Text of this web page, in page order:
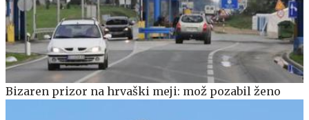
Bizaren prizor na hrvaški meji: mož pozabil ženo